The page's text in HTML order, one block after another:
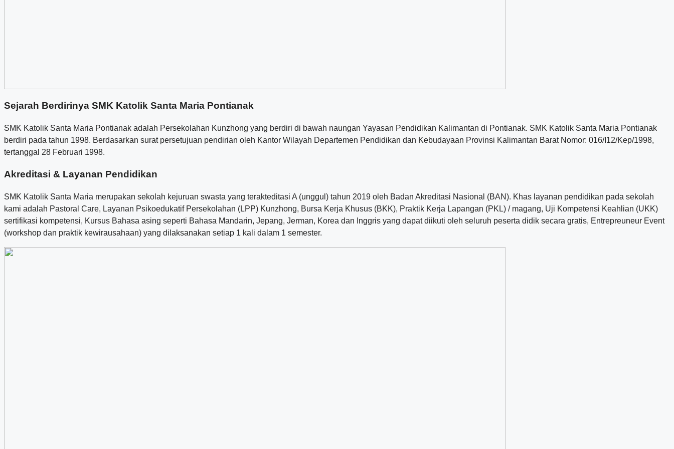
Sejarah Berdirinya SMK Katolik Santa Maria Pontianak
SMK Katolik Santa Maria Pontianak adalah Persekolahan Kunzhong yang berdiri di bawah naungan Yayasan Pendidikan Kalimantan di Pontianak. SMK Katolik Santa Maria Pontianak
berdiri pada tahun 1998. Berdasarkan surat persetujuan pendirian oleh Kantor Wilayah Departemen Pendidikan dan Kebudayaan Provinsi Kalimantan Barat Nomor: 016/I12/Kep/1998,
tertanggal 28 Februari 1998.
Akreditasi & Layanan Pendidikan
SMK Katolik Santa Maria merupakan sekolah kejuruan swasta yang terakteditasi A (unggul) tahun 2019 oleh Badan Akreditasi Nasional (BAN). Khas layanan pendidikan pada sekolah
kami adalah Pastoral Care, Layanan Psikoedukatif Persekolahan (LPP) Kunzhong, Bursa Kerja Khusus (BKK), Praktik Kerja Lapangan (PKL) / magang, Uji Kompetensi Keahlian (UKK)
sertifikasi kompetensi, Kursus Bahasa asing seperti Bahasa Mandarin, Jepang, Jerman, Korea dan Inggris yang dapat diikuti oleh seluruh peserta didik secara gratis, Entrepreuneur Event
(workshop dan praktik kewirausahaan) yang dilaksanakan setiap 1 kali dalam 1 semester.